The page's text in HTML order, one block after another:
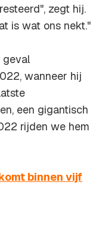
zegt hij.
is wat ons nekt."
geval
wanneer hij
een gigantisch
rijden we hem
binnen vijf